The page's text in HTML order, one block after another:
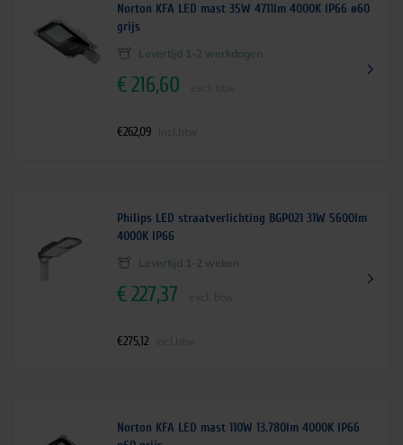
Norton KFA LED mast 35W 4711lm 4000K IP66 ø60
grijs
Levertijd 1-2 werkdagen
€216,60
€262,09
Philips LED straatverlichting BGP021 31W 5600lm
4000K IP66
Levertijd 1-2 weken
€227,37
€275,12
Norton KFA LED mast 110W 13.780lm 4000K IP66